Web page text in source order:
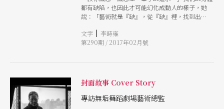
鷹之眼映照神性、人性、魔性共存一心的掙扎，講
述大地生靈的悠長記憶。貫穿歷來作品的「空緩」
美學，「動如不動，不動如動」的肢體語彙，若要
形容，就如同天上的雲，看起來不動，其實雲一直
在動，靠的不僅是外在技巧的鍛鍊，更在乎養心的
內在哲學。 祭典與儀式，是無垢舞作中重要的元
「祭典很沉靜，是一種對於周遭事物、天、地、人
個誠心，會從心裡細細地思考。」因此，無垢舞者
都有缺陷，也因此才可能幻化成動人的樣子，她
說：「藝術就是『缺』，從『缺』裡，找到出
軸、對稱、和諧，原來，並不為了完美，而卻源於
缺的追尋。朝向缺陷的圓滿。三部曲完結，仍有遺
文字 | 李時雍
第290期 / 2017年02月號
封面故事 Cover Story
專訪無垢舞蹈劇場藝術總監